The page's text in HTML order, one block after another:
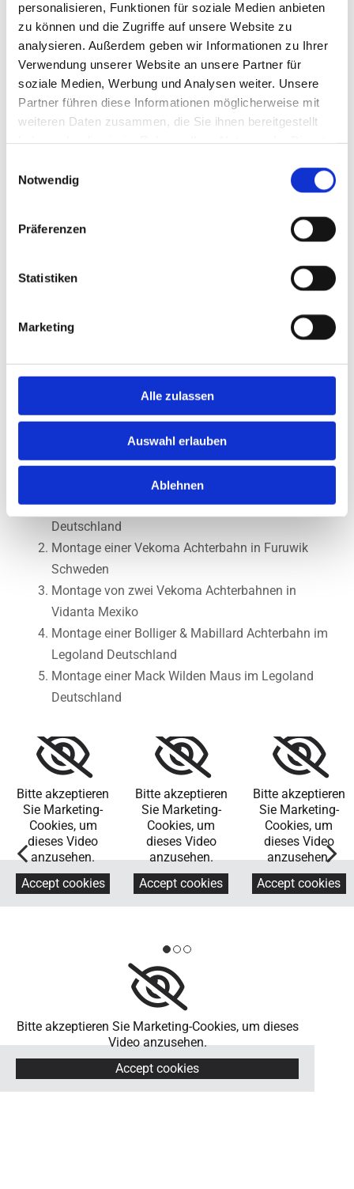
personalisieren, Funktionen für soziale Medien anbieten
zu können und die Zugriffe auf unsere Website zu
analysieren. Außerdem geben wir Informationen zu Ihrer
Verwendung unserer Website an unsere Partner für
soziale Medien, Werbung und Analysen weiter. Unsere
Partner führen diese Informationen möglicherweise mit
weiteren Daten zusammen, die Sie ihnen bereitgestellt
Notwendig
Präferenzen
Statistiken
Marketing
Alle zulassen
Auswahl erlauben
Ablehnen
Ride Construction Service Worldwide GmbH
D-21436 Marschacht
Fax: +49 (0) 40 8199 5966
www.rcsgmbh.eu
Mobil: +49 162 248 19 84
Montage einer Mack Achterbahn im Europark
Deutschland
Montage einer Vekoma Achterbahn in Furuwik
Schweden
Montage von zwei Vekoma Achterbahnen in
Vidanta Mexiko
Montage einer Bolliger & Mabillard Achterbahn im
Legoland Deutschland
Montage einer Mack Wilden Maus im Legoland
Deutschland
Bitte akzeptieren
Sie Marketing-
Cookies, um
dieses Video
anzusehen.
Accept cookies
Bitte akzeptieren
Sie Marketing-
Cookies, um
dieses Video
anzusehen.
Accept cookies
Bitte akzeptieren
Sie Marketing-
Cookies, um
dieses Video
anzusehen.
Accept cookies
Bitte akzeptieren Sie Marketing-Cookies, um dieses
Video anzusehen.
Accept cookies